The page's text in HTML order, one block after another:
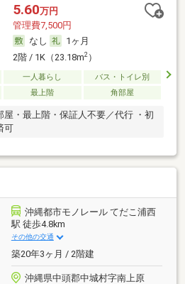
5.60万円
管理費7,500円
なし
1ヶ月
2階 / 1K（23.18m2）
一人暮らし
バス・トイレ別
最上階 角部屋
屋・最上階・保証人不要／代行 ・初
可
沖縄都市モノレール てだこ浦西
駅 徒歩4.8km
その他の交通
築20年3ヶ月 / 2階建
沖縄県中頭郡中城村字南上原